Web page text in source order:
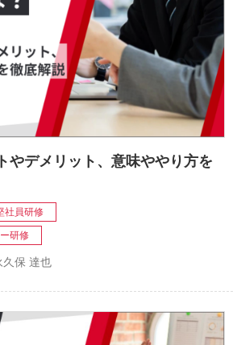
やデメリット、意味ややり方を
社員研修
研修
久保 達也